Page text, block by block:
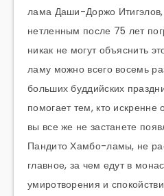
лама Даши-Доржо Итигэлов,
нетленным после 75 лет
никак не могут объяснить
ламу можно всего восемь
больших буддийских
помогает тем, кто
вы все же не застанете
Пандито Хамбо-ламы, не
главное, за чем едут в
умиротворения и